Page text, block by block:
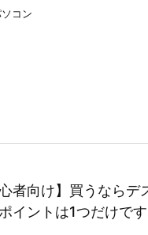
コン
者向け】買うならデ
イントは1つだけです